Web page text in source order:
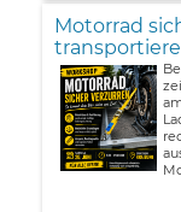
Motorrad